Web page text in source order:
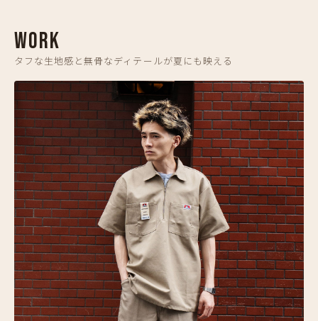
WORK
タフな生地感と無骨なディテールが夏にも映える